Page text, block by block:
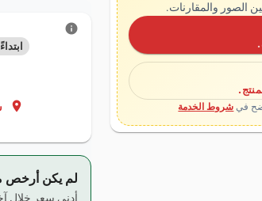
الصور والمقارنات.
في شروط الخدمة location_on
info
لم يكن أرخص
أدنى سعر خلال آخر 30 يومًا كان